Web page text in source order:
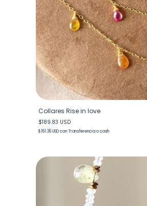
Collares Rise in love
$189.83 USD
$161.36 USDconTransferencia o cash